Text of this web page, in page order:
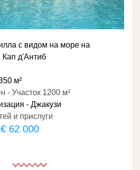
с видом на море на
Кап д'Антиб
м²
- Участок 1200 м²
- Джакузи
и прислуги
€ 62 000